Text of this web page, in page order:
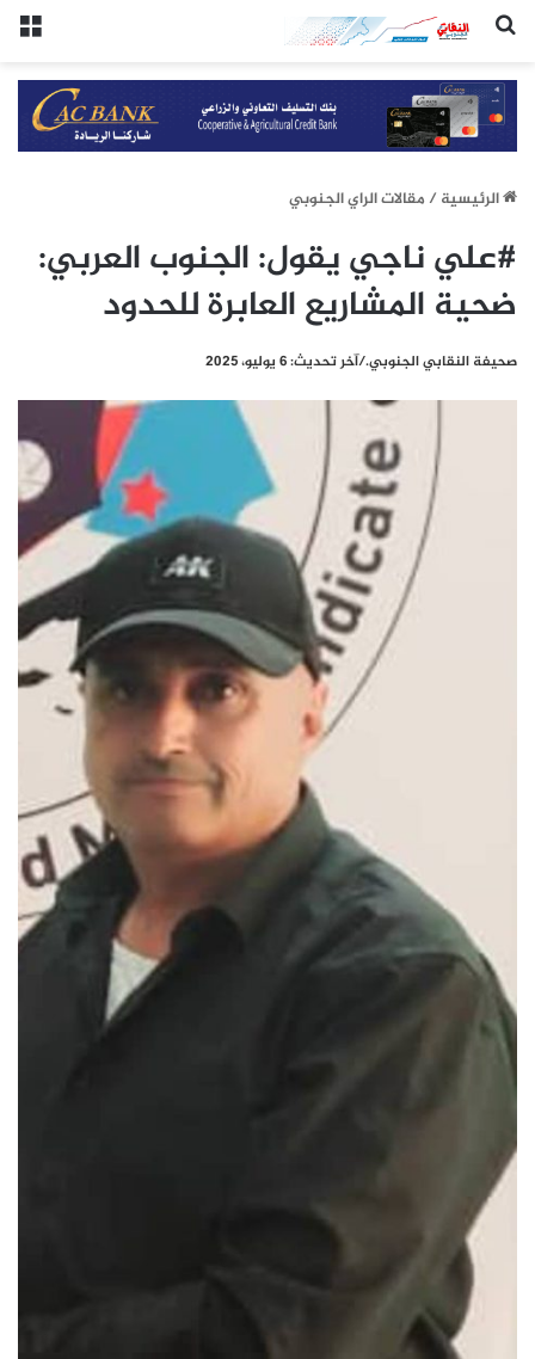
(النقابي الجنوبي:/خاص.)
الرئيسيِة/مقالات الراي الجنوبي
#علي ناجي يقول: الجنوب العربي:
ضحية المشاريع العابرة للحدود
صحيفة النقابي الجنوبي./آخر تحديث: 6 يوليو، 2025